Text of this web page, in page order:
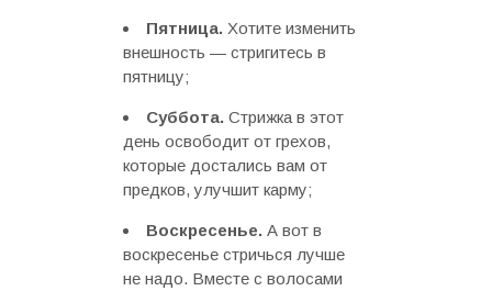
Пятница. Хотите изменить
внешность — стригитесь в
пятницу;
Суббота. Стрижка в этот
день освободит от грехов,
которые достались вам от
предков, улучшит карму;
Воскресенье. А вот в
воскресенье стричься лучше
не надо. Вместе с волосами